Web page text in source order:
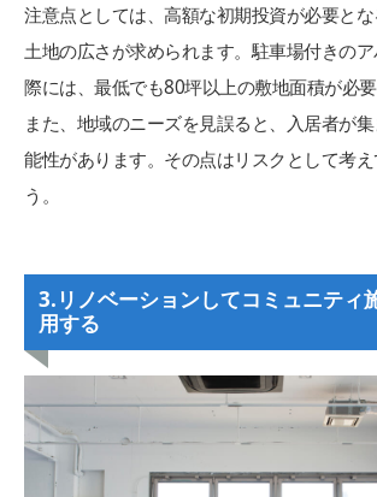
注意点としては、高額な初期投資が必要と
土地の広さが求められます。駐車場付きの
際には、最低でも80坪以上の敷地面積が必要
また、地域のニーズを見誤ると、入居者が
能性があります。その点はリスクとして考
う。
3. リノベーションしてコミュニティ
用する